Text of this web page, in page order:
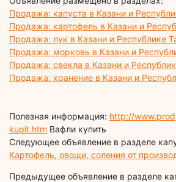
Продажа: капуста в Казани и
Продажа: картофель в Казани и
Продажа: лук в Казани и Республике
Продажа: морковь в Казани и
Продажа: свекла в Казани и
Продажа: хранение в Казани и
Полезная информация: http://
kupit.htm Вафли купить
Следующее объявление в разделе
Картофель, овощи, соления от
Предыдущее объявление в разделе